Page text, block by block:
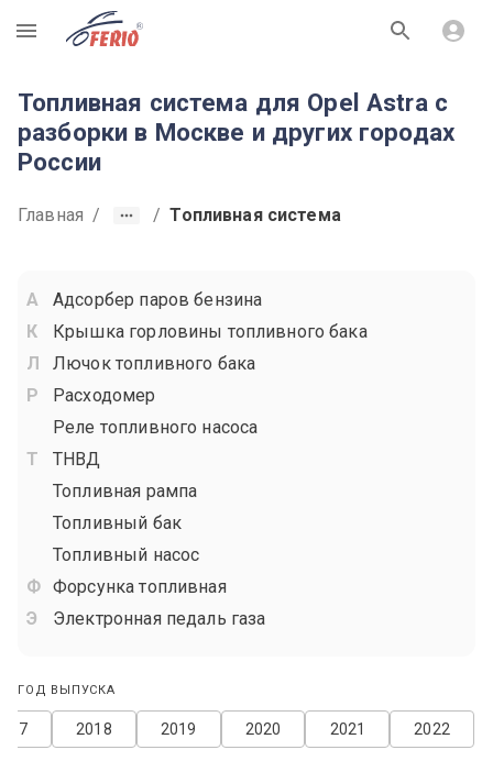
R
Топливная система для Opel Astra с
разборки в Москве и других городах
России
Главная / / Топливная система
Адсорбер паров бензина
Крышка горловины топливного бака
Лючок топливного бака
Расходомер
Реле топливного насоса
ТНВД
Топливная рампа
Топливный бак
Топливный насос
Форсунка топливная
Электронная педаль газа
ГОД ВЫПУСКА
2022
2021
2020
2019
2018